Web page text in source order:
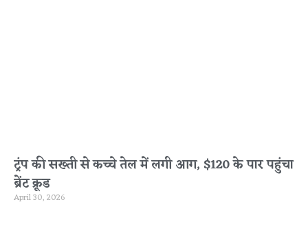
ट्रंप की सख्ती से कच्चे तेल में लगी आग, $120 के पार पहुंचा
ब्रेंट क्रूड
April 30, 2026